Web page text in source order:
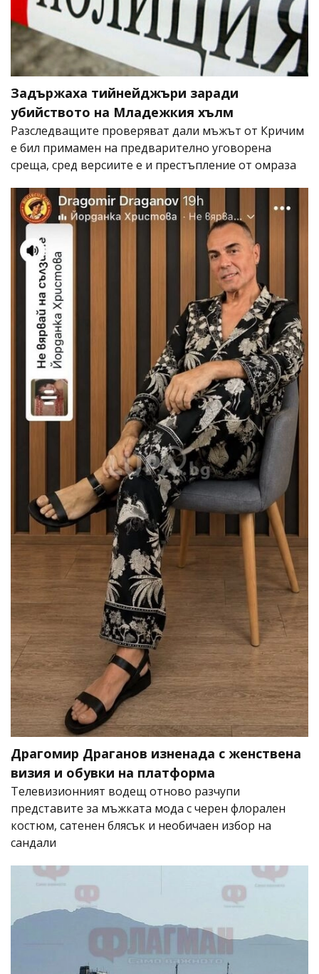
Задържаха тийнейджъри заради
убийството на Младежкия хълм
Разследващите проверяват дали мъжът от Кричим
е бил примамен на предварително уговорена
среща, сред версиите е и престъпление от омраза
Драгомир Драганов изненада с женствена
визия и обувки на платформа
Телевизионният водещ отново разчупи
представите за мъжката мода с черен флорален
костюм, сатенен блясък и необичаен избор на
сандали